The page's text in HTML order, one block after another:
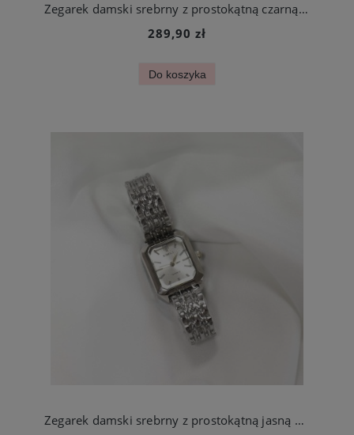
Zegarek damski srebrny z prostokątną czarną kopertą stal chirurgiczna
289,90 zł
Do koszyka
Zegarek damski srebrny z prostokątną jasną kopertą stal chirurgiczna